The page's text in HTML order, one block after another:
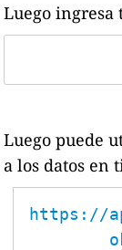
Luego ingresa
Luego puede
a los datos en
https://